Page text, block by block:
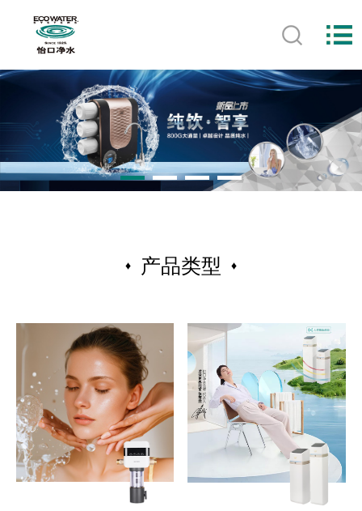
♦ 产品类型 ♦